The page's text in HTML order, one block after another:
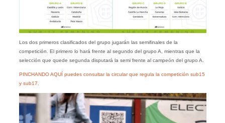
Los dos primeros clasificados del grupo jugarán las semifinales de la
competición. El primero lo hará frente al segundo del grupo A, mientras que la
selección que quede segunda disputará la semi frente al campeón del grupo A.
PINCHANDO AQUÍ puedes consultar la circular que regula la competición sub15
y sub17.